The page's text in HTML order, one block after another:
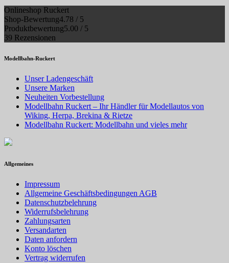
Onlineshop Ruckert
Shop-Bewertung4.78 / 5
Produktbewertung5.00 / 5
39 Rezensionen
Modellbahn-Ruckert
Unser Ladengeschäft
Unsere Marken
Neuheiten Vorbestellung
Modellbahn Ruckert – Ihr Händler für Modellautos von
Wiking, Herpa, Brekina & Rietze
Modellbahn Ruckert: Modellbahn und vieles mehr
Allgemeines
Impressum
Allgemeine Geschäftsbedingungen AGB
Datenschutzbelehrung
Widerrufsbelehrung
Zahlungsarten
Versandarten
Daten anfordern
Konto löschen
Vertrag widerrufen